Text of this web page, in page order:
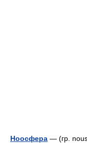
Ноосфера — (гр.